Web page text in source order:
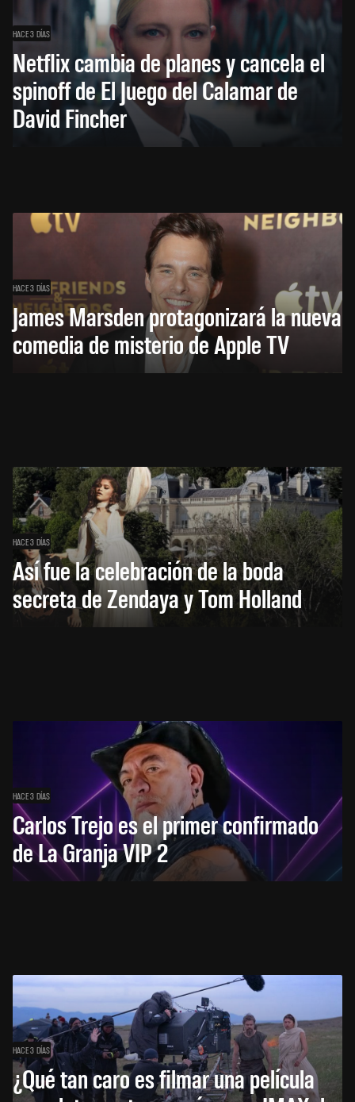
HACE 3 DÍAS
Netflix cambia de planes y cancela el
spinoff de El Juego del Calamar de
David Fincher
HACE 3 DÍAS
James Marsden protagonizará la nueva
comedia de misterio de Apple TV
HACE 3 DÍAS
Así fue la celebración de la boda
secreta de Zendaya y Tom Holland
HACE 3 DÍAS
Carlos Trejo es el primer confirmado
de La Granja VIP 2
HACE 3 DÍAS
¿Qué tan caro es filmar una película